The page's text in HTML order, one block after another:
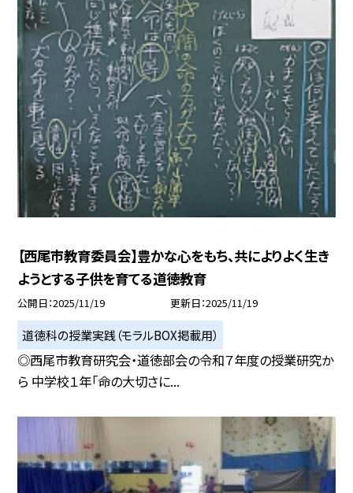
【西尾市教育委員会】豊かな心をもち、共によりよく生き
ようとする子供を育てる道徳教育
公開日 2025/11/19 更新日 2025/11/19
道徳科の授業実践（モラルBOX掲載用）
◎西尾市教育研究会・道徳部会の令和７年度の授業研究か
ら 中学校１年「命の大切さに...